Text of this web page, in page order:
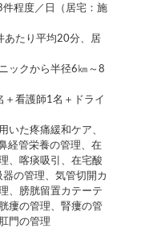
件程度／日（居宅：施
あたり平均20分、居
ックから半径6㎞～8
＋看護師1名＋ドライ
いた疼痛緩和ケア、
経管栄養の管理、在
、喀痰吸引、在宅酸
の管理、気管切開カ
、膀胱留置カテーテ
瘻の管理、腎瘻の管
門の管理